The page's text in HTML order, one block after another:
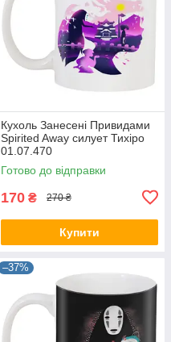
Кухоль Занесені Привидами
Spirited Away силует Тихіро
01.07.470
Готово до відправки
170 ₴ 270 ₴
Купити
–37%